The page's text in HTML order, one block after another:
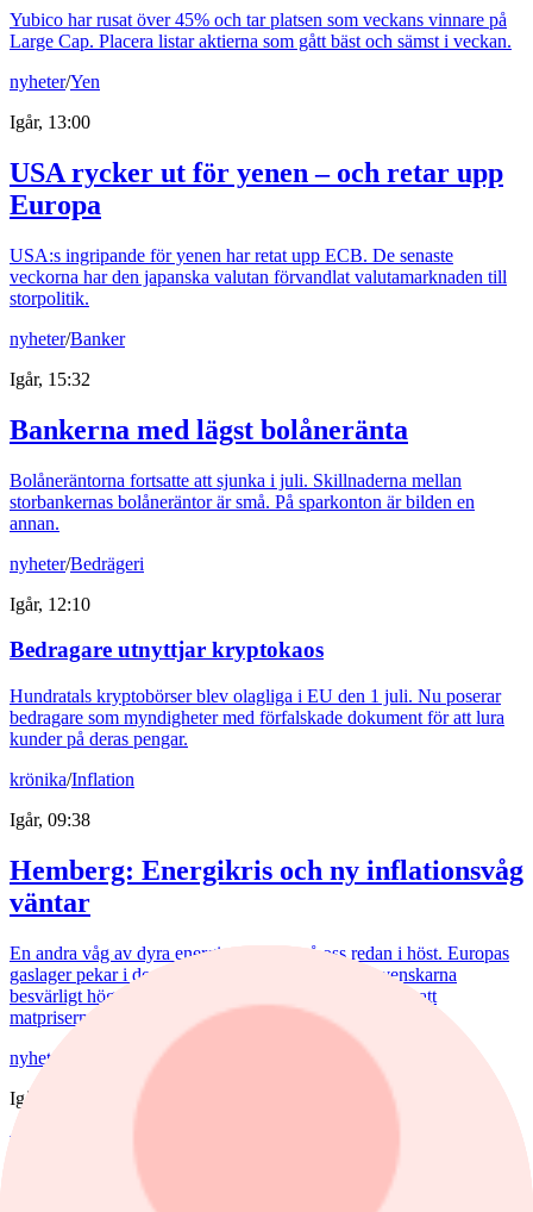
Yubico har rusat över 45% och tar platsen som veckans vinnare på
Large Cap. Placera listar aktierna som gått bäst och sämst i veckan.
nyheter/Yen
Igår, 13:00
USA rycker ut för yenen – och retar upp
Europa
USA:s ingripande för yenen har retat upp ECB. De senaste
veckorna har den japanska valutan förvandlat valutamarknaden till
storpolitik.
nyheter/Banker
Igår, 15:32
Bankerna med lägst bolåneränta
Bolåneräntorna fortsatte att sjunka i juli. Skillnaderna mellan
storbankernas bolåneräntor är små. På sparkonton är bilden en
annan.
nyheter/Bedrägeri
Igår, 12:10
Bedragare utnyttjar kryptokaos
Hundratals kryptobörser blev olagliga i EU den 1 juli. Nu poserar
bedragare som myndigheter med förfalskade dokument för att lura
kunder på deras pengar.
krönika/Inflation
Igår, 09:38
Hemberg: Energikris och ny inflationsvåg
väntar
En andra våg av dyra energipriser kan nå oss redan i höst. Europas
gaslager pekar i den riktningen. Samtidigt möter svenskarna
besvärligt höga elpriser, fyra kronor dyrare bensin och att
matpriserna tickar uppåt.
nyheter
Igår, 08:48
Fem aktier som tog revansch i juli
Rapportperioden väckte liv i flera av börsens tidigare förlorare.